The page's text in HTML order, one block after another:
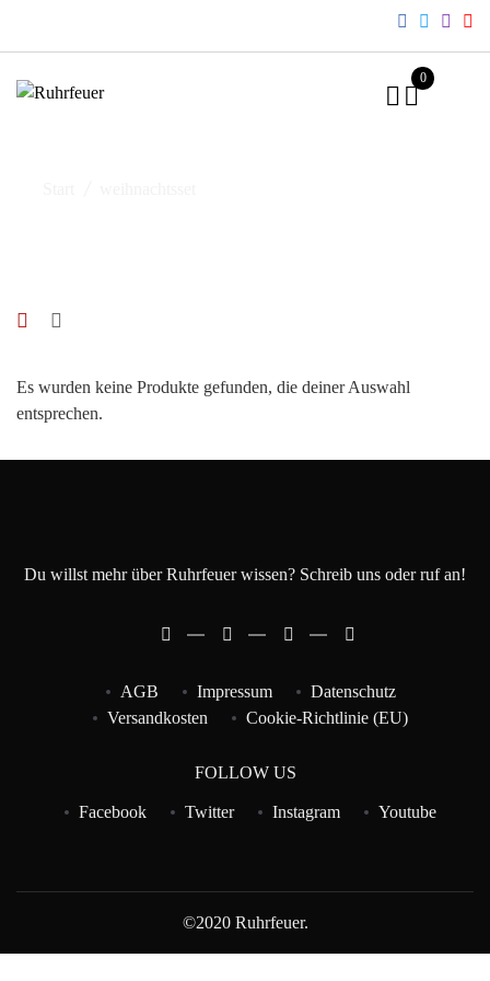
0
Es wurden keine Produkte gefunden, die deiner Auswahl
entsprechen.
Du willst mehr über Ruhrfeuer wissen? Schreib uns oder ruf an!
AGB Impressum
Datenschutz
Versandkosten
Cookie-Richtlinie (EU)
FOLLOW US
Facebook Twitter Instagram Youtube
©2020 Ruhrfeuer.